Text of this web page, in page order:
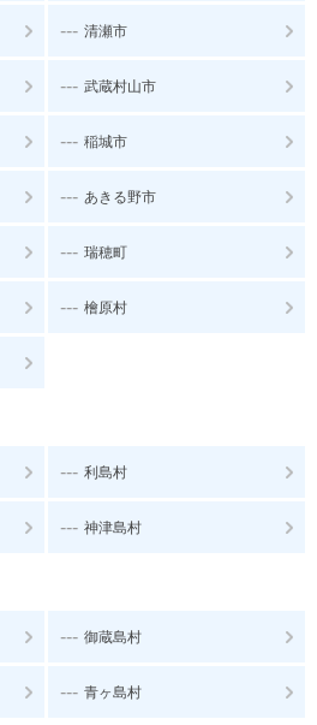
--- 清瀬市
--- 武蔵村山市
--- 稲城市
--- あきる野市
--- 瑞穂町
--- 檜原村
--- 利島村
--- 神津島村
--- 御蔵島村
--- 青ヶ島村